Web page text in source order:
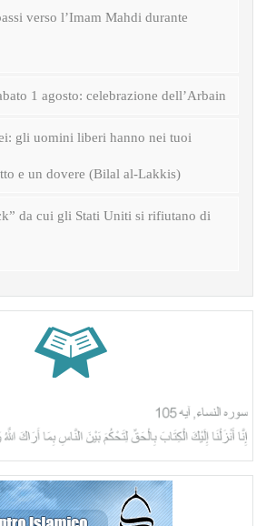
verso l’Imam Mahdi durante
1 agosto: celebrazione dell’Arbain
gli uomini liberi hanno nei tuoi
e un dovere (Bilal al-Lakkis)
da cui gli Stati Uniti si rifiutano di